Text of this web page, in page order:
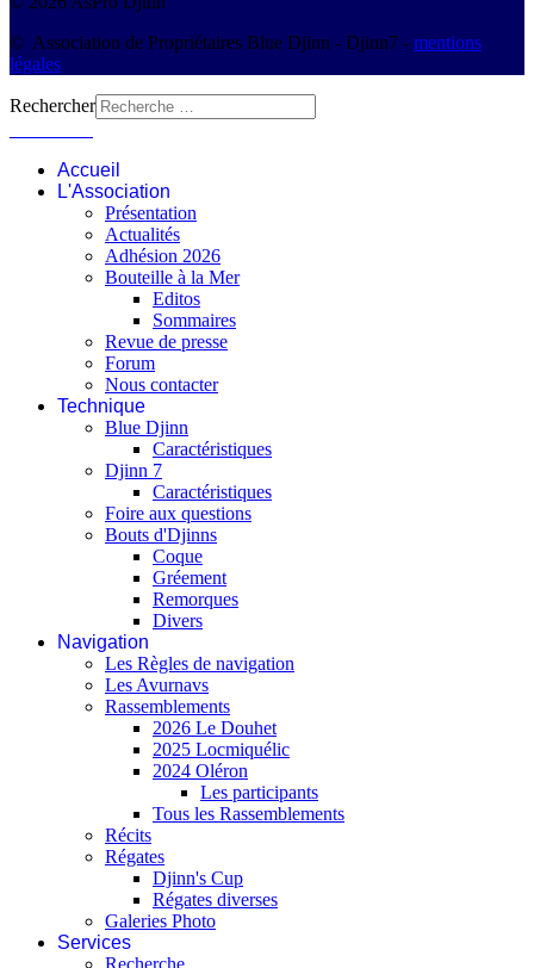
© Association de Propriétaires Blue Djinn - Djinn7 - mentions
légales
Rechercher
Accueil
L'Association
Présentation
Actualités
Adhésion 2026
Bouteille à la Mer
Editos
Sommaires
Revue de presse
Forum
Nous contacter
Technique
Blue Djinn
Caractéristiques
Djinn 7
Caractéristiques
Foire aux questions
Bouts d'Djinns
Coque
Gréement
Remorques
Divers
Navigation
Les Règles de navigation
Les Avurnavs
Rassemblements
2026 Le Douhet
2025 Locmiquélic
2024 Oléron
Les participants
Tous les Rassemblements
Récits
Régates
Djinn's Cup
Régates diverses
Galeries Photo
Services
Recherche